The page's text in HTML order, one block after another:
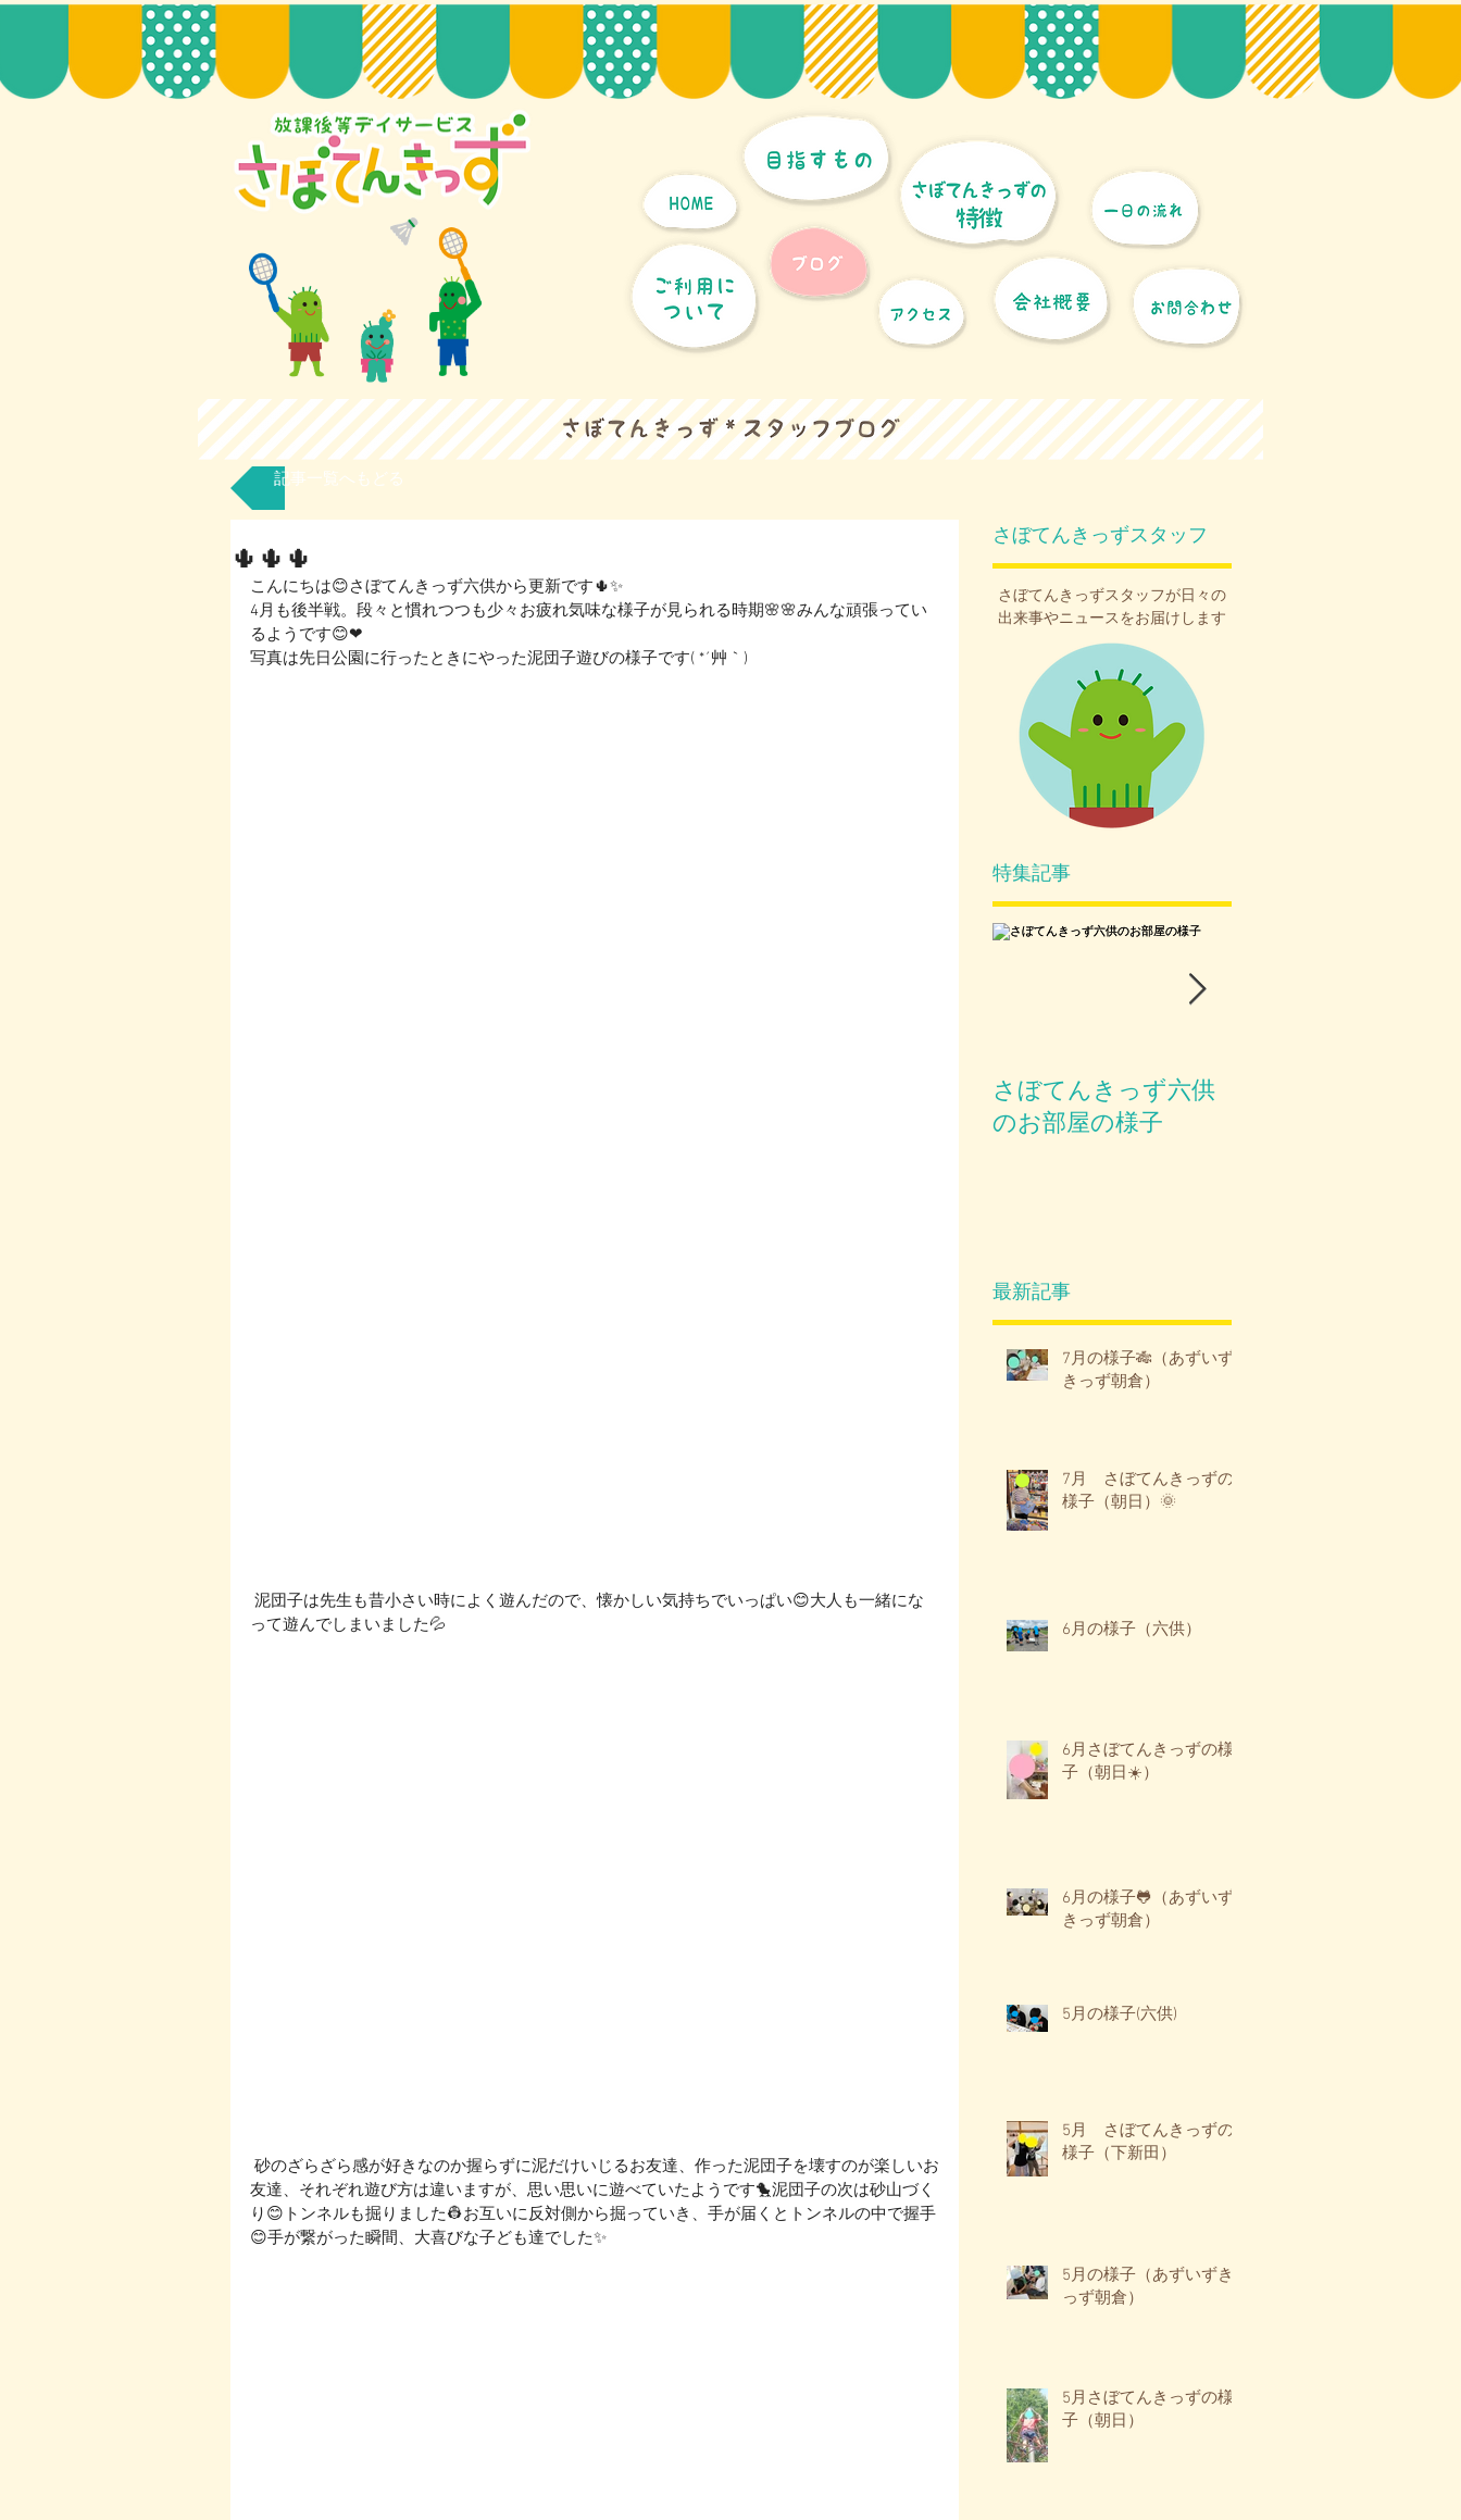
記事一覧へもどる
🌵🌵🌵
こんにちは😊さぼてんきっず六供から更新です🌵✨
4月も後半戦。段々と慣れつつも少々お疲れ気味な様子が見られる時期🌸🌸みんな頑張ってい
るようです😊❤
写真は先日公園に行ったときにやった泥団子遊びの様子です( *´艸｀)
って遊んでしまいました💦
友達、それぞれ遊び方は違いますが、思い思いに遊べていたようです🐤泥団子の次は砂山づく
り😊トンネルも掘りました👷お互いに反対側から掘っていき、手が届くとトンネルの中で握手
😊手が繋がった瞬間、大喜びな子ども達でした✨
さぼてんきっずスタッフ
さぼてんきっずスタッフが日々の
出来事やニュースをお届けします
特集記事
さぼてんきっず六供
のお部屋の様子
最新記事
7月の様子🎋（あずいず
きっず朝倉）
7月 さぼてんきっずの
様子（朝日）🌞
6月の様子（六供）
6月さぼてんきっずの様
子（朝日☀️）
6月の様子🐸（あずいず
きっず朝倉）
5月の様子(六供)
5月 さぼてんきっずの
様子（下新田）
5月の様子（あずいずき
っず朝倉）
5月さぼてんきっずの様
子（朝日）